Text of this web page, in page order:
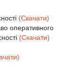
(Скачати)
оперативного
(Скачати)